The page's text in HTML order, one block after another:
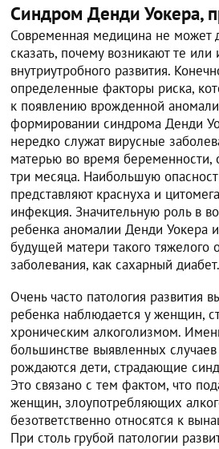
Синдром Денди Уокера,
Современная медицина не может
сказать, почему возникают те
внутриутробного развития.
определенные факторы риска,
к появлению врожденной
формировании синдрома Денди
нередко служат вирусные
матерью во время беременности,
три месяца. Наибольшую
представляют краснуха и
инфекция. Значительную роль в
ребенка аномалии Денди Уокера
будущей матери такого тяжелого
заболевания, как сахарный диабет.
Очень часто патология развития
ребенка наблюдается у женщин,
хроническим алкоголизмом.
большинстве выявленных
рождаются дети, страдающие
Это связано с тем фактом, что
женщин, злоупотребляющих
безответственно относятся к
При столь грубой патологии